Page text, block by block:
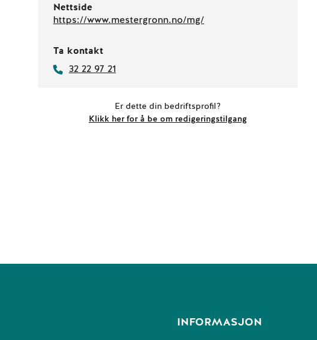
Nettside
https://www.mestergronn.no/mg/
Ta kontakt
32 22 97 21
Er dette din bedriftsprofil?
Klikk her for å be om redigeringstilgang
INFORMASJON